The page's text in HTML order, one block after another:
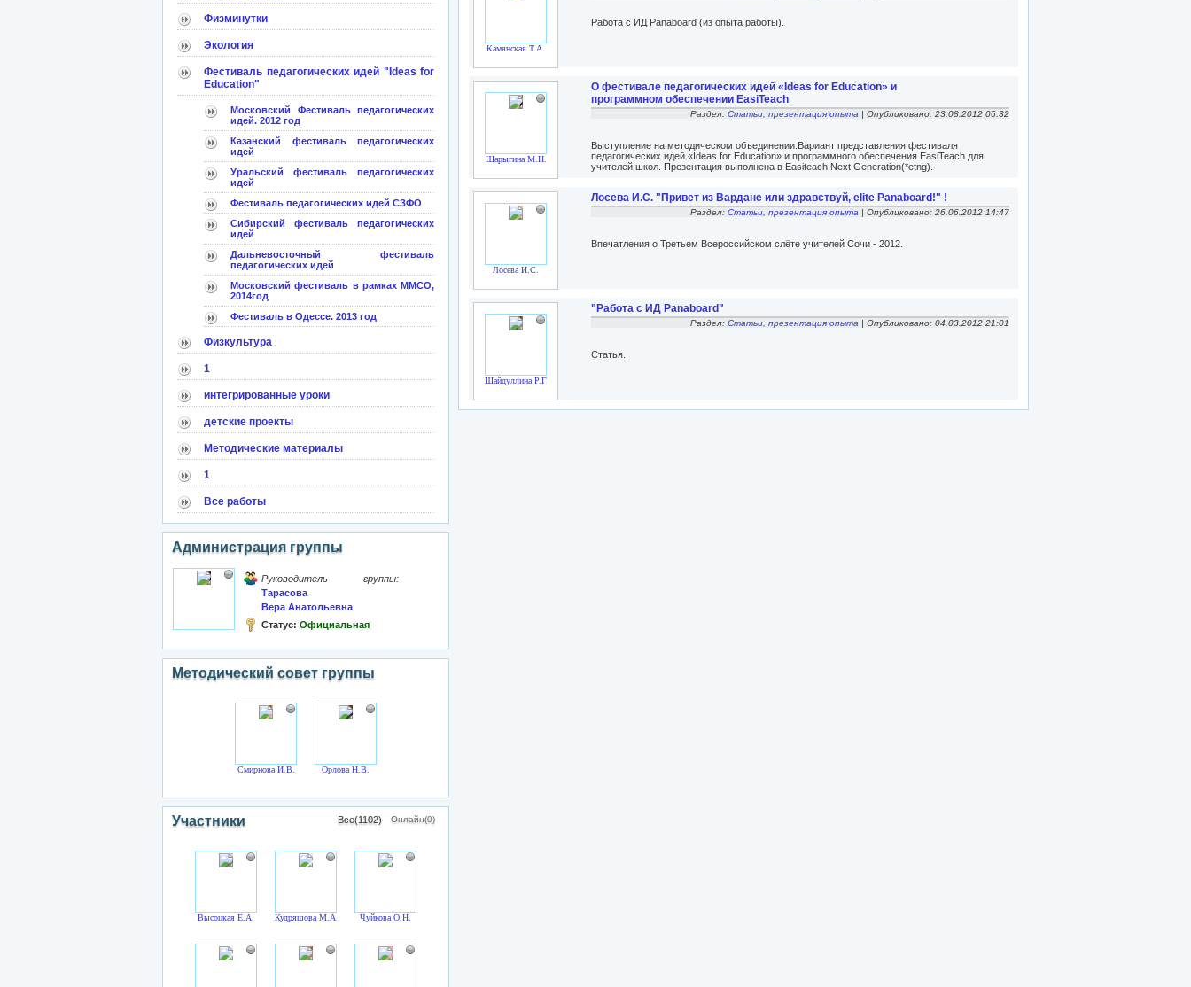
Физминутки
Экология
Фестиваль педагогических идей "Ideas for
Education"
Московский Фестиваль педагогических
идей. 2012 год
Казанский фестиваль педагогических
идей
Уральский фестиваль педагогических
идей
Фестиваль педагогических идей СЗФО
Сибирский фестиваль педагогических
идей
Дальневосточный фестиваль
педагогических идей
Московский фестиваль в рамках ММСО,
2014год
Фестиваль в Одессе. 2013 год
Физкультура
1
интегрированные уроки
детские проекты
Методические материалы
1
Все работы
Администрация группы
Руководитель группы:
Тарасова
Вера Анатольевна
Статус: Официальная
Методический совет группы
Смирнова И.В. Орлова Н.В.
Участники Все(1102) Онлайн(0)
Высоцкая Е.А. Кудряшова М.А. Чуйкова О.Н.
Камянская Т.А.
Работа с ИД Panaboard (из опыта работы).
Шарыгина М.Н.
О фестивале педагогических идей «Ideas for Education» и
программном обеспечении EasiTeach
Раздел: Статьи, презентация опыта | Опубликовано: 23.08.2012 06:32
Выступление на методическом объединении.Вариант представления фестиваля
педагогических идей «Ideas for Education» и программного обеспечения EasiTeach для
учителей школ. Презентация выполнена в Easiteach Next Generation(*etng).
Лосева И.С.
Лосева И.С. "Привет из Вардане или здравствуй, elite Panaboard!" !
Раздел: Статьи, презентация опыта | Опубликовано: 26.06.2012 14:47
Впечатления о Третьем Всероссийском слёте учителей Сочи - 2012.
Шайдуллина Р.Г.
"Работа с ИД Panaboard"
Раздел: Статьи, презентация опыта | Опубликовано: 04.03.2012 21:01
Статья.